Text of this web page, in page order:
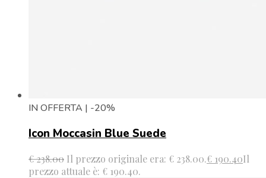
IN OFFERTA | -20%
Icon Moccasin Blue Suede
€238.00 Il prezzo originale era: € 238.00.€ 190.40Il
prezzo attuale è: € 190.40.